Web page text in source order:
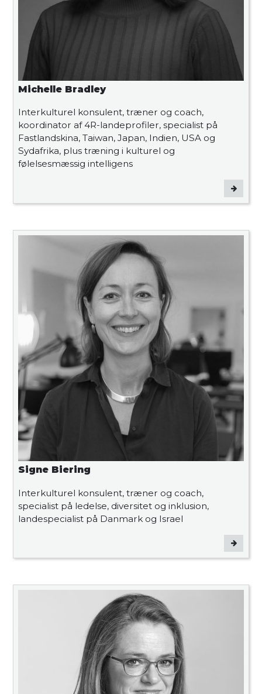
Michelle Bradley
Interkulturel konsulent, træner og coach,
koordinator af 4R-landeprofiler, specialist på
Fastlandskina, Taiwan, Japan, Indien, USA og
Sydafrika, plus træning i kulturel og
følelsesmæssig intelligens
Signe Biering
Interkulturel konsulent, træner og coach,
specialist på ledelse, diversitet og inklusion,
landespecialist på Danmark og Israel